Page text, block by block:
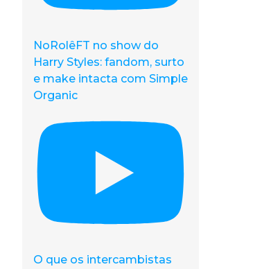
NoRolêFT no show do
Harry Styles: fandom, surto
e make intacta com Simple
Organic
O que os intercambistas